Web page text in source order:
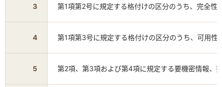
3 第1項第2号に規定する格付けの区分のうち、完全性
4 第1項第3号に規定する格付けの区分のうち、可用性
5 第2項、第3項および第4項に規定する要機密情報、